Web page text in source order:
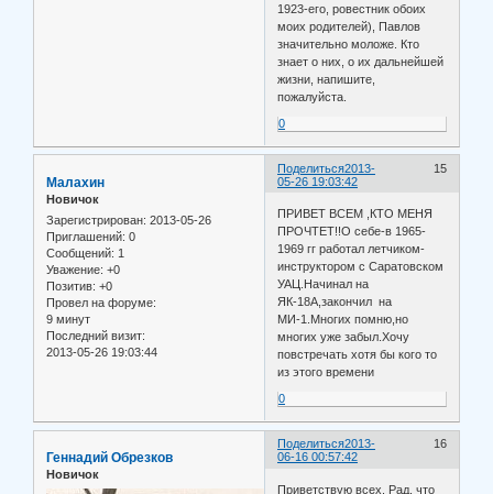
1923-его, ровестник обоих
моих родителей), Павлов
значительно моложе. Кто
знает о них, о их дальнейшей
жизни, напишите,
пожалуйста.
0
Поделиться 15
2013-
05-26 19:03:42
Малахин
Новичок
Зарегистрирован: 2013-05-26
Приглашений: 0
Сообщений: 1
Уважение: +0
Позитив: +0
Провел на форуме:
9 минут
Последний визит:
2013-05-26 19:03:44
ПРИВЕТ ВСЕМ ,КТО МЕНЯ
ПРОЧТЕТ!!О себе-в 1965-
1969 гг работал летчиком-
инструктором с Саратовском
УАЦ.Начинал на
ЯК-18А,закончил на
МИ-1.Многих помню,но
многих уже забыл.Хочу
повстречать хотя бы кого то
из этого времени
0
Поделиться 16
2013-
06-16 00:57:42
Геннадий Обрезков
Новичок
Приветствую всех. Рад, что